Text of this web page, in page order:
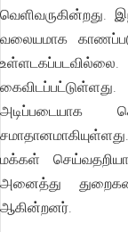
வெளிவருகின்றது.
வலையமாக
உள்ளடகப்படவில்லை.
அடிப்படையாக
மக்கள்
அனைத்து
ஆகின்றனர்.